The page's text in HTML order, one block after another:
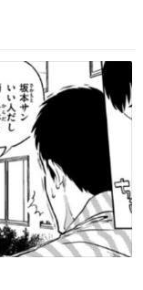
た 粋な計らいあり